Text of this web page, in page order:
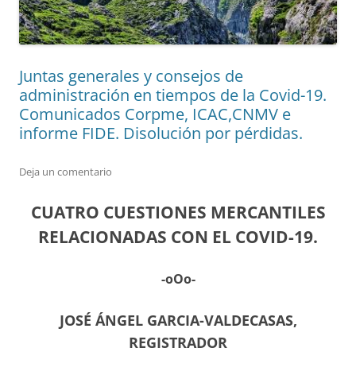
Juntas generales y consejos de
administración en tiempos de la Covid-19.
Comunicados Corpme, ICAC,CNMV e
informe FIDE. Disolución por pérdidas.
Deja un comentario
CUATRO CUESTIONES MERCANTILES
RELACIONADAS CON EL COVID-19.
-oOo-
JOSÉ ÁNGEL GARCIA-VALDECASAS,
REGISTRADOR